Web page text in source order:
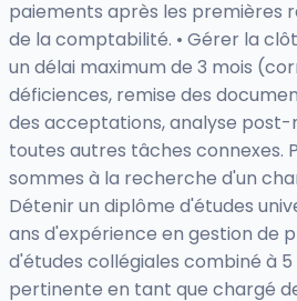
paiements après les premières
de la comptabilité. • Gérer la
un délai maximum de 3 mois
déficiences, remise des
des acceptations, analyse
toutes autres tâches connexes.
sommes à la recherche d'un
Détenir un diplôme d'études
ans d'expérience en gestion de
d'études collégiales combiné à
pertinente en tant que chargé